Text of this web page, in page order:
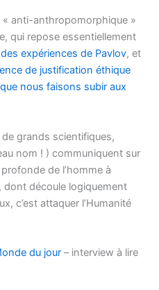
« anti-anthropomorphique »
qui repose essentiellement
expériences de Pavlov, et
de justification éthique
nous faisons subir aux
de grands scientifiques,
nom ! ) communiquent sur
de l’homme à
dont découle logiquement
c’est attaquer l’Humanité
du jour – interview à lire